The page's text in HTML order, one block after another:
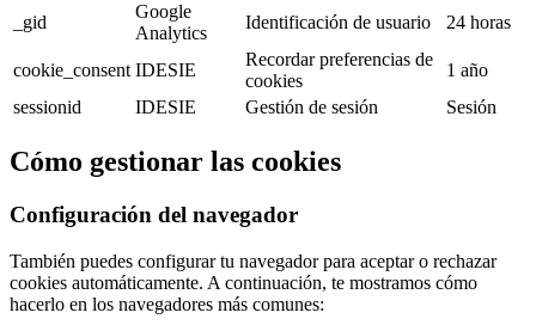
_gid
Google
Analytics
Identificación de usuario 24 horas
cookie_consent IDESIE
Recordar preferencias de
cookies
1 año
sessionid
IDESIE Gestión de sesión Sesión
Cómo gestionar las cookies
Configuración del navegador
También puedes configurar tu navegador para aceptar o rechazar
cookies automáticamente. A continuación, te mostramos cómo
hacerlo en los navegadores más comunes: